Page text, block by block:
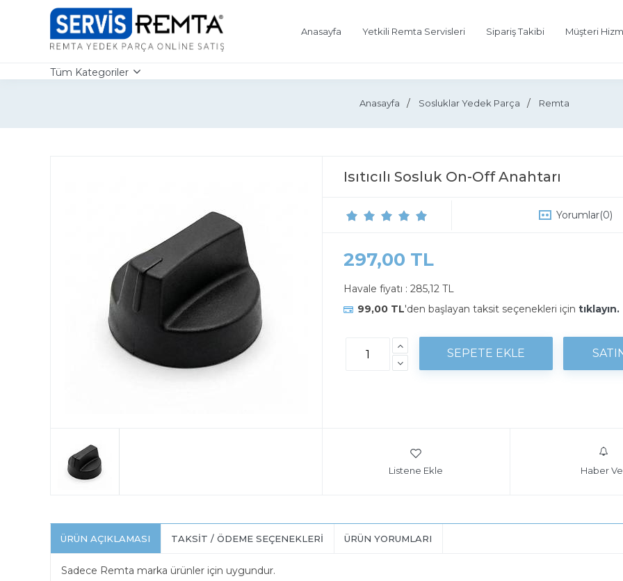
Anasayfa Yetkili Remta Servisleri Sipariş Takibi Müşteri
Tüm Kategoriler
Anasayfa Sosluklar Yedek Parça Remta
Isıtıcılı Sosluk On-Off Anahtarı
Yorumlar(0)
297,00 TL
Havale fiyatı : 285,12 TL
99,00 TL'den başlayan taksit seçenekleri için tıklayın.
Listene Ekle Haber
ÜRÜN AÇIKLAMASI TAKSIT / ÖDEME SEÇENEKLERI ÜRÜN YORUMLARI
Sadece Remta marka ürünler için uygundur.